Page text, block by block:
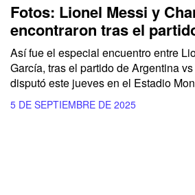
Fotos: Lionel Messi y
encontraron tras el
Así fue el especial encuentro entre
García, tras el partido de Argentina
disputó este jueves en el Estadio
5 DE SEPTIEMBRE DE 2025